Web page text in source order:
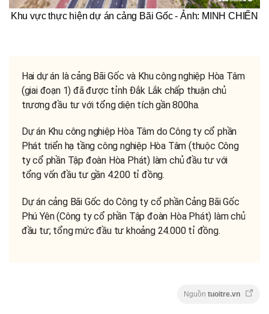
Khu vực thực hiện dự án cảng Bãi Gốc - Ảnh: MINH CHIẾN
Hai dự án là cảng Bãi Gốc và Khu công nghiệp Hòa Tâm
(giai đoạn 1) đã được tỉnh Đắk Lắk chấp thuận chủ
trương đầu tư với tổng diện tích gần 800ha.
Dự án Khu công nghiệp Hòa Tâm do Công ty cổ phần
Phát triển hạ tầng công nghiệp Hòa Tâm (thuộc Công
ty cổ phần Tập đoàn Hòa Phát) làm chủ đầu tư với
tổng vốn đầu tư gần 4.200 tỉ đồng.
Dự án cảng Bãi Gốc do Công ty cổ phần Cảng Bãi Gốc
Phú Yên (Công ty cổ phần Tập đoàn Hòa Phát) làm chủ
đầu tư; tổng mức đầu tư khoảng 24.000 tỉ đồng.
Nguồn tuoitre.vn